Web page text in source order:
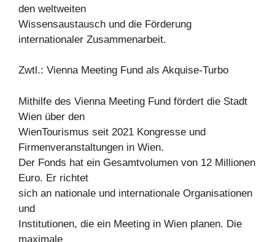
den weltweiten
Wissensaustausch und die Förderung
internationaler Zusammenarbeit.
Zwtl.: Vienna Meeting Fund als Akquise-Turbo
Mithilfe des Vienna Meeting Fund fördert die Stadt
Wien über den
WienTourismus seit 2021 Kongresse und
Firmenveranstaltungen in Wien.
Der Fonds hat ein Gesamtvolumen von 12 Millionen
Euro. Er richtet
sich an nationale und internationale Organisationen
und
Institutionen, die ein Meeting in Wien planen. Die
maximale